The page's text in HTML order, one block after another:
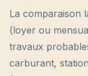
La comparaison
(loyer ou
travaux
carburant,